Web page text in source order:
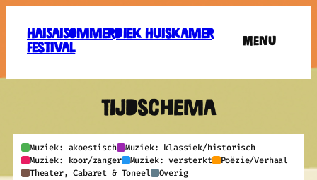
naarHaiSaiSommerdiek Huiskamer
Festival
Menu
Tijdschema
Muziek: akoestisch
Muziek: klassiek/historisch
Muziek: koor/zanger
Muziek: versterkt
Poëzie/Verhaal
Theater, Cabaret & Toneel
Overig